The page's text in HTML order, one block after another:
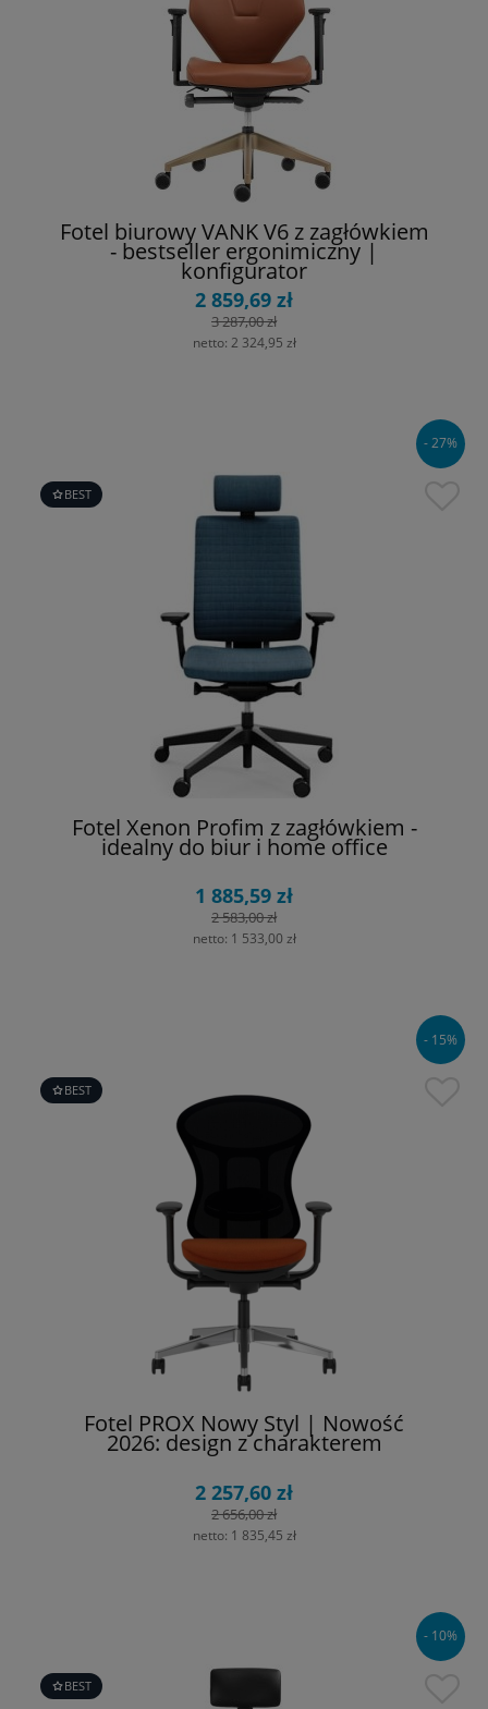
Fotel biurowy VANK V6 z zagłówkiem
- bestseller ergonimiczny |
konfigurator
2 859,69 zł
3 287,00 zł
netto: 2 324,95 zł
BEST
Fotel Xenon Profim z zagłówkiem -
idealny do biur i home office
1 885,59 zł
2 583,00 zł
netto: 1 533,00 zł
- 27%
BEST
Fotel PROX Nowy Styl | Nowość
2026: design z charakterem
2 257,60 zł
2 656,00 zł
netto: 1 835,45 zł
- 15%
BEST
- 10%